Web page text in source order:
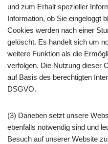
und zum Erhalt spezieller
Information, ob Sie eingeloggt
Cookies werden nach einer
gelöscht. Es handelt sich um
weitere Funktion als die
verfolgen. Die Nutzung dieser
auf Basis des berechtigten
DSGVO.
(3) Daneben setzt unsere
ebenfalls notwendig sind und
Besuch auf unserer Website